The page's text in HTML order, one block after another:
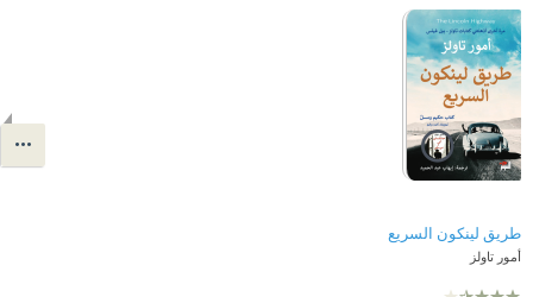
طريق لينكون السريع
أمور تاولز